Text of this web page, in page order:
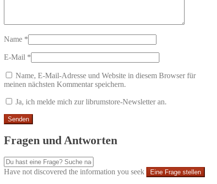
Name *
E-Mail *
Name, E-Mail-Adresse und Website in diesem Browser für
meinen nächsten Kommentar speichern.
Ja, ich melde mich zur librumstore-Newsletter an.
Fragen und Antworten
Have not discovered the information you seek Eine Frage stellen